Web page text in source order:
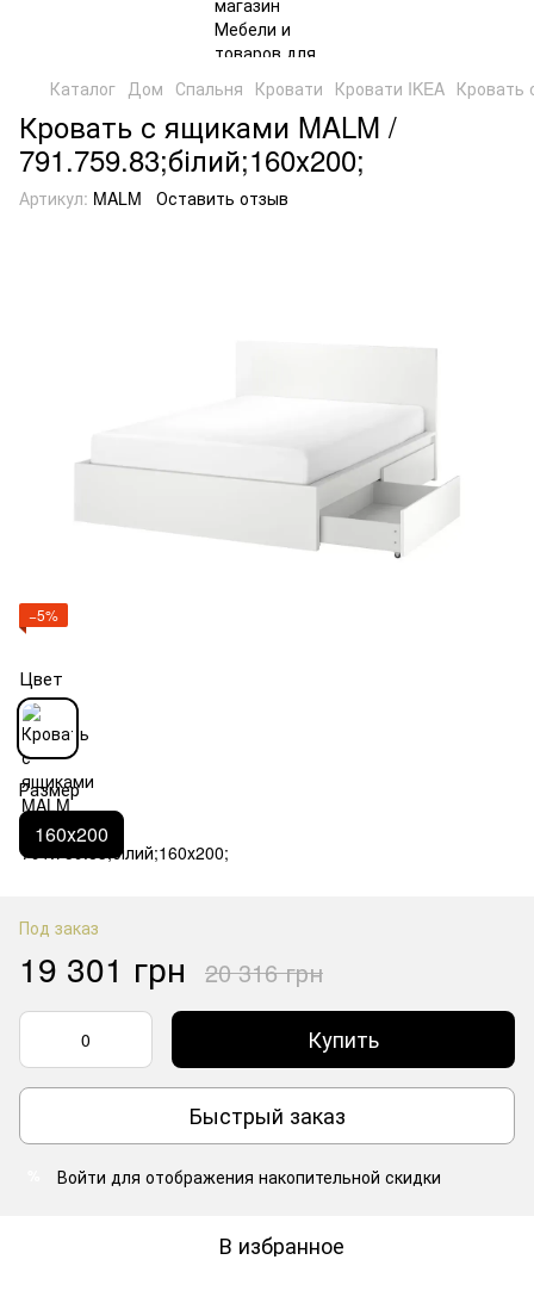
Каталог Дом Спальня Кровати Кровати IKEA Кровать
Кровать с ящиками MALM /
791.759.83;білий;160х200;
Артикул: MALM Оставить отзыв
−5%
Цвет
Размер
160х200
Под заказ
19 301 грн 20 316 грн
Купить
Быстрый заказ
Войти для отображения накопительной скидки
В избранное